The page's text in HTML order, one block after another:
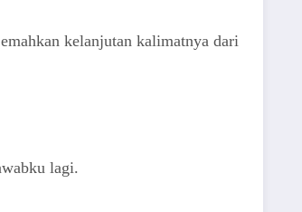
kelanjutan kalimatnya dari
lagi.